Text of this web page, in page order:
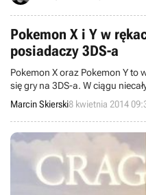
Pokemon X i Y w
posiadaczy 3DS-a
Pokemon X oraz Pokemon Y to
się gry na 3DS-a. W ciągu
tytuły znalazły łącznie ponad
Marcin Skierski8 kwietnia 2014